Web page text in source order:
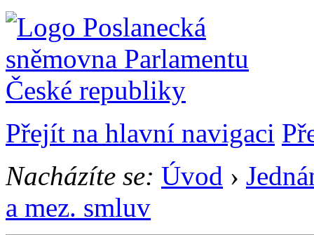
Přejít na hlavní navigaci
Nacházíte se: Úvod ›
a mez. smluv